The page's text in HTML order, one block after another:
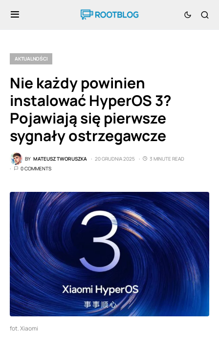
AKTUALNOŚCI
Nie każdy powinien
instalować HyperOS 3?
Pojawiają się pierwsze
sygnały ostrzegawcze
BY MATEUSZ TWORUSZKA 20 GRUDNIA 2025
3 MINUTE READ
0 COMMENTS
fot. Xiaomi